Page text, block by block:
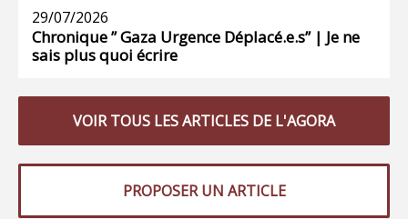
29/07/2026
Chronique ” Gaza Urgence Déplacé.e.s” | Je ne
sais plus quoi écrire
VOIR TOUS LES ARTICLES DE L'AGORA
PROPOSER UN ARTICLE